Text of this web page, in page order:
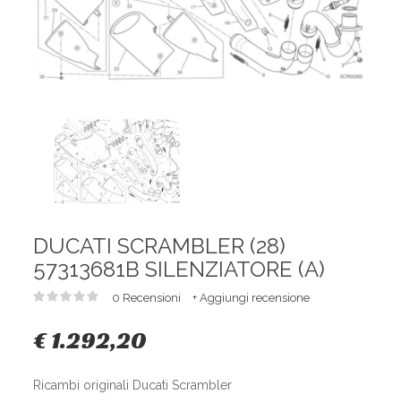
DUCATI SCRAMBLER (28)
57313681B SILENZIATORE (A)
0 Recensioni + Aggiungi recensione
€ 1.292,20
Ricambi originali Ducati Scrambler